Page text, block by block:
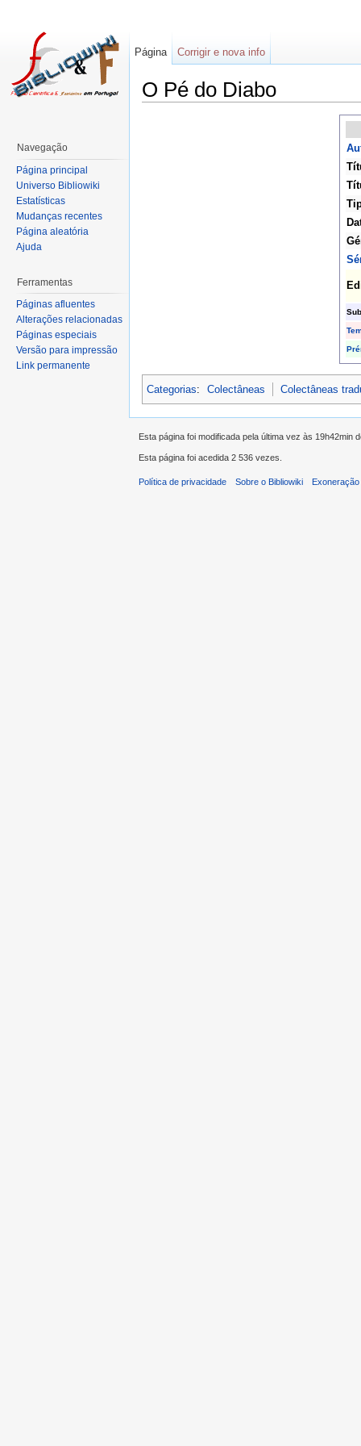
O Pé do Diabo
Categorias: Colectâneas Colectâneas
Página Corrigir e nova info
Navegação
Página principal
Universo Bibliowiki
Estatísticas
Mudanças recentes
Página aleatória
Ajuda
Ferramentas
Páginas afluentes
Alterações relacionadas
Páginas especiais
Versão para impressão
Link permanente
Esta página foi modificada pela última vez às 19h42min
Esta página foi acedida 2 536 vezes.
Política de privacidade Sobre o Bibliowiki